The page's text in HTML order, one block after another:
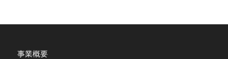
事業概要